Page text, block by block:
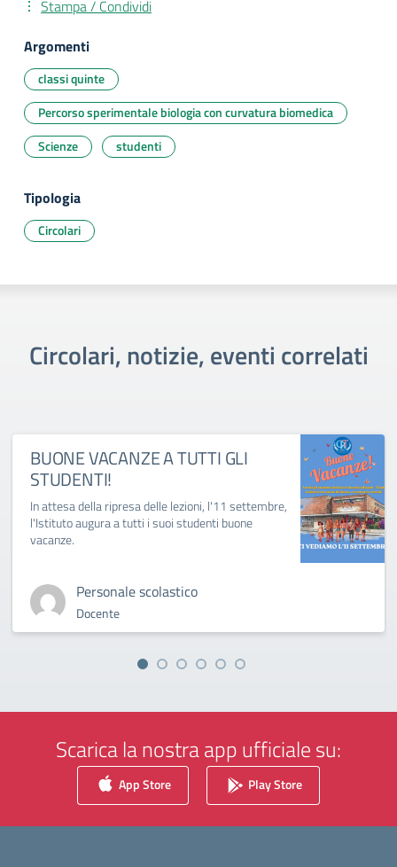
Stampa / Condividi
Argomenti
classi quinte
Percorso sperimentale biologia con curvatura biomedica
Scienze
studenti
Tipologia
Circolari
Circolari, notizie, eventi correlati
BUONE VACANZE A TUTTI GLI
STUDENTI!
In attesa della ripresa delle lezioni, l'11 settembre,
l'Istituto augura a tutti i suoi studenti buone
vacanze.
Personale scolastico
Docente
Scarica la nostra app ufficiale su:
App Store Play Store